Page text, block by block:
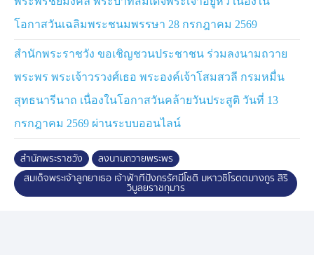
โอกาสวันเฉลิมพระชนมพรรษา 28 กรกฎาคม 2569
สำนักพระราชวัง ขอเชิญชวนประชาชน ร่วมลงนามถวาย
พระพร พระเจ้าวรวงศ์เธอ พระองค์เจ้าโสมสวลี กรมหมื่น
สุทธนารีนาถ เนื่องในโอกาสวันคล้ายวันประสูติ วันที่ 13
กรกฎาคม 2569 ผ่านระบบออนไลน์
สำนักพระราชวัง
ลงนามถวายพระพร
สมเด็จพระเจ้าลูกยาเธอ เจ้าฟ้าทีปังกรรัศมีโชติ มหาวชิโรตตมางกูร สิริ
วิบูลยราชกุมาร